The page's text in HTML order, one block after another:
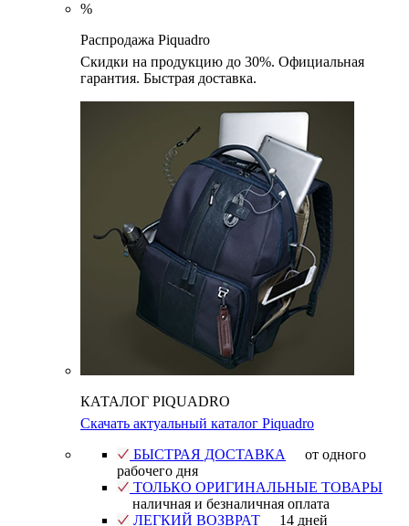
%
Распродажа Piquadro
Скидки на продукцию до 30%. Официальная
гарантия. Быстрая доставка.
КАТАЛОГ PIQUADRO
Скачать актуальный каталог Piquadro
БЫСТРАЯ ДОСТАВКА
от одного
рабочего дня
ТОЛЬКО ОРИГИНАЛЬНЫЕ ТОВАРЫ
наличная и безналичная оплата
ЛЕГКИЙ ВОЗВРАТ
14 дней